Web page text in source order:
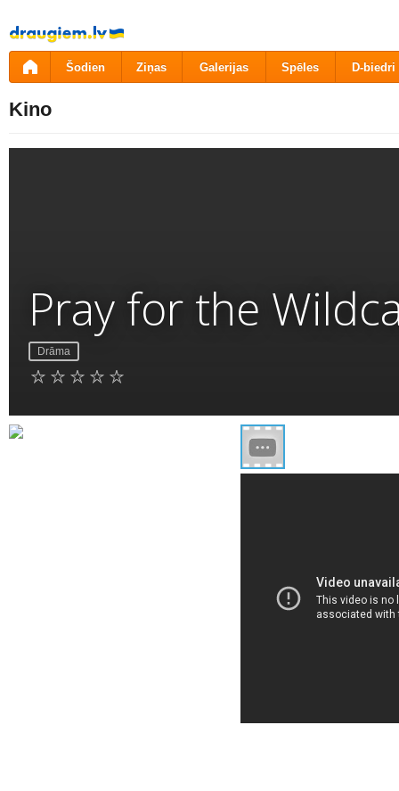
Pāriet
uz
saturu
Šodien Ziņas Galerijas Spēles D-biedri
Kino
Pray for the
Drāma